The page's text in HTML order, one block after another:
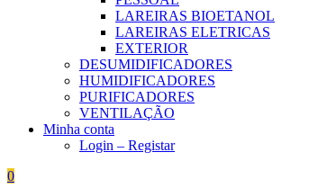
LAREIRAS BIOETANOL
LAREIRAS ELETRICAS
EXTERIOR
DESUMIDIFICADORES
HUMIDIFICADORES
PURIFICADORES
VENTILAÇÃO
Minha conta
Login – Registar
0